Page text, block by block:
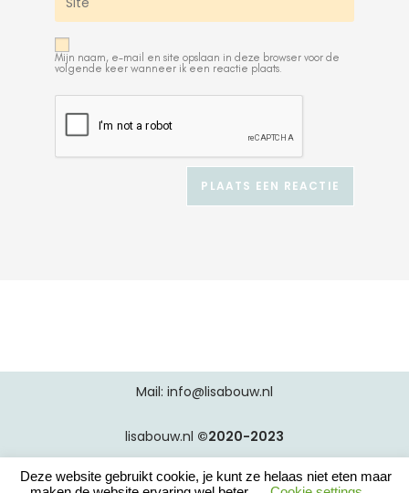
Mijn naam, e-mail en site opslaan in deze browser voor de
volgende keer wanneer ik een reactie plaats.
Mail: info@lisabouw.nl
lisabouw.nl ©2020-2023
Deze website gebruikt cookie, je kunt ze helaas niet eten maar